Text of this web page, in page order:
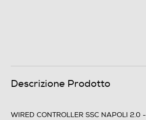
Descrizione Prodotto
WIRED CONTROLLER SSC NAPOLI